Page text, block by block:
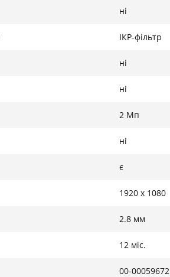
ні
ІКР-фільтр
ні
ні
2 Мп
ні
є
1920 х 1080
2.8 мм
12 міс.
00-00059672